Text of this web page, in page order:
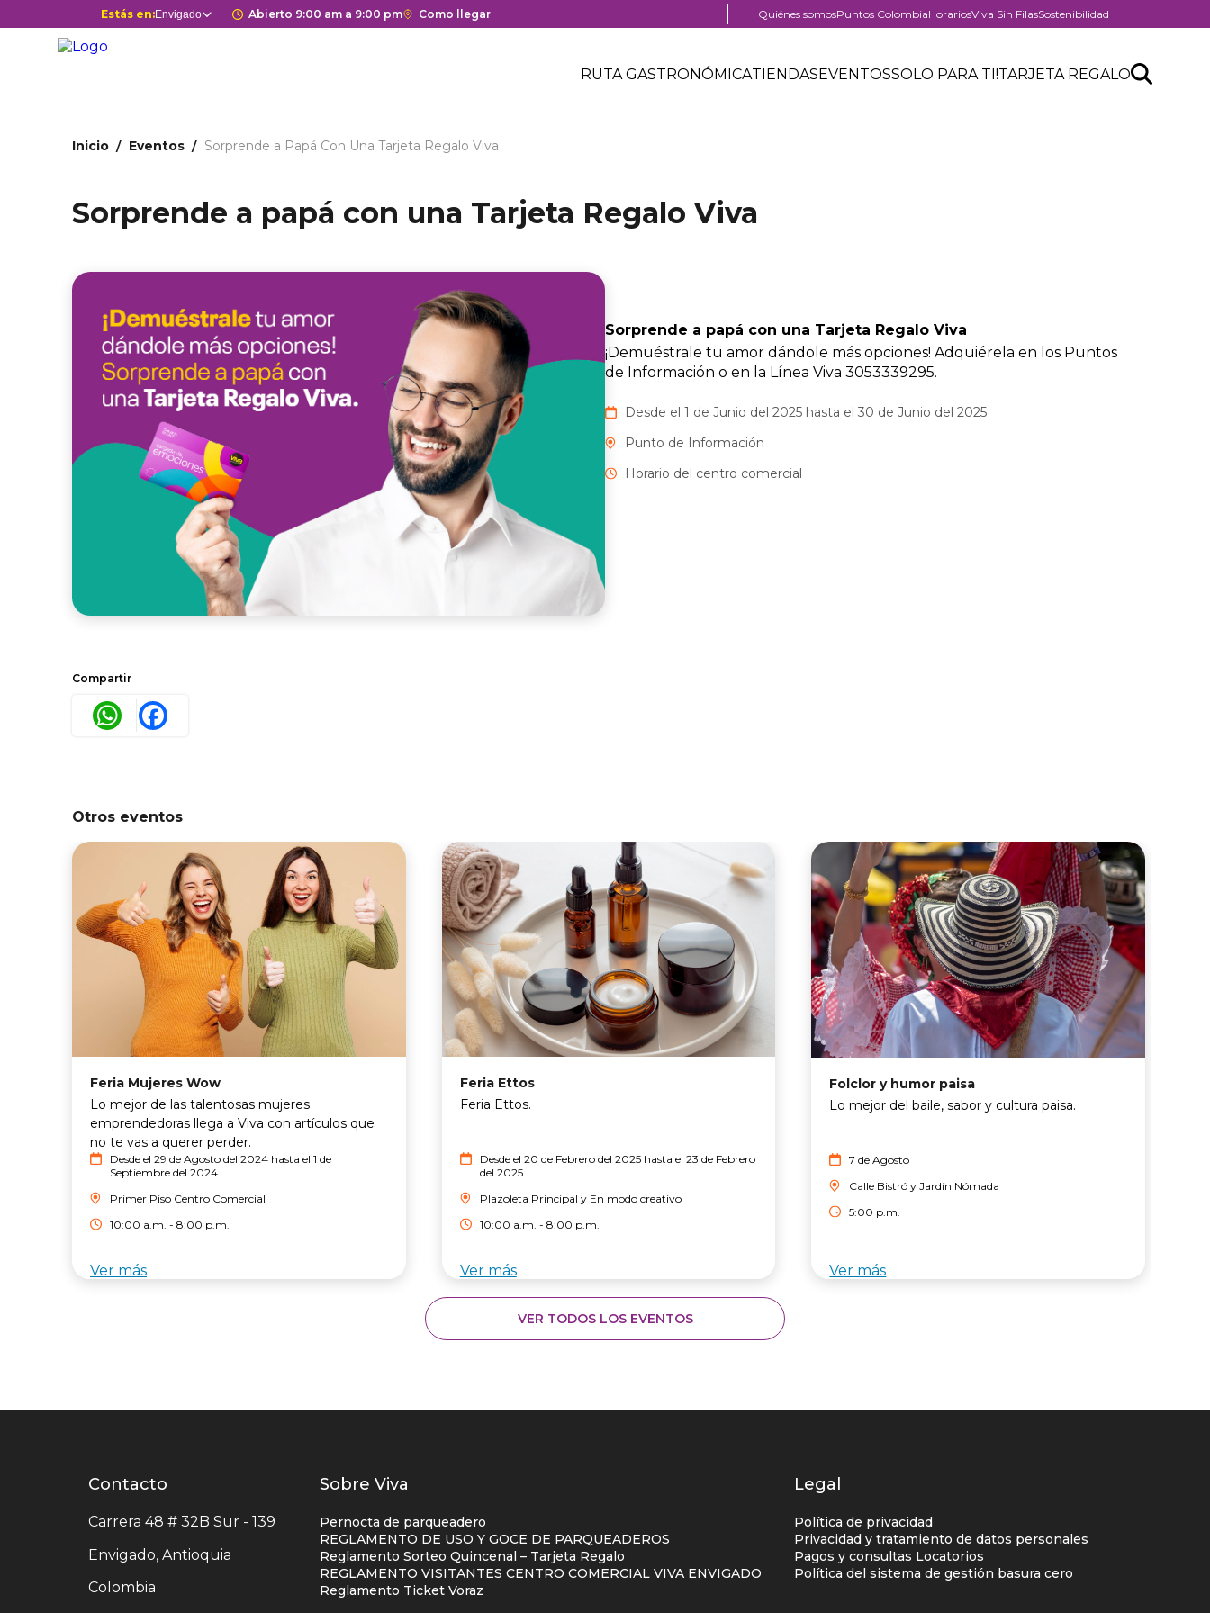
al
contenido
Selector
centros
Estás en:Estás en
Envigado Horario de apertura y cierre del centro comercial.
Abierto 9:00 am a 9:00 pmEnlace
del
centro
Como llegar
Menú
Quiénes somosPuntos ColombiaHorariosViva Sin FilasSostenibilidad
Header
Menú
RUTA GASTRONÓMICATIENDASEVENTOSSOLO PARA TI!TARJETA REGALOSearch
Buscar
Ruta
de
Inicio Eventos Sorprende a Papá Con Una Tarjeta Regalo Viva
Sorprende a papá con una Tarjeta Regalo Viva
Sorprende a papá con una Tarjeta Regalo Viva
¡Demuéstrale tu amor dándole más opciones! Adquiérela en los Puntos
de Información o en la Línea Viva 3053339295.
Desde el 1 de Junio del 2025 hasta el 30 de Junio del 2025
Punto de Información
Horario del centro comercial
Compartir
WhatsApp
Otros eventos
Feria Mujeres Wow
Lo mejor de las talentosas mujeres
emprendedoras llega a Viva con artículos que
no te vas a querer perder.
Desde el 29 de Agosto del 2024 hasta el 1 de
Septiembre del 2024
Primer Piso Centro Comercial
10:00 a.m. - 8:00 p.m.
Ver más
Feria Ettos
Feria Ettos.
Desde el 20 de Febrero del 2025 hasta el 23 de Febrero
del 2025
Plazoleta Principal y En modo creativo
10:00 a.m. - 8:00 p.m.
Ver más
Folclor y humor paisa
Lo mejor del baile, sabor y cultura paisa.
7 de Agosto
Calle Bistró y Jardín Nómada
5:00 p.m.
Ver más
VER TODOS LOS EVENTOS
Contacto
centro
Contacto
Carrera 48 # 32B Sur - 139
Envigado, Antioquia
Colombia
Listados
enlaces
centro
comercial
columna
Sobre Viva
Pernocta de parqueadero
REGLAMENTO DE USO Y GOCE DE PARQUEADEROS
Reglamento Sorteo Quincenal – Tarjeta Regalo
REGLAMENTO VISITANTES CENTRO COMERCIAL VIVA ENVIGADO
Reglamento Ticket Voraz
Legal
Política de privacidad
Privacidad y tratamiento de datos personales
Pagos y consultas Locatorios
Política del sistema de gestión basura cero